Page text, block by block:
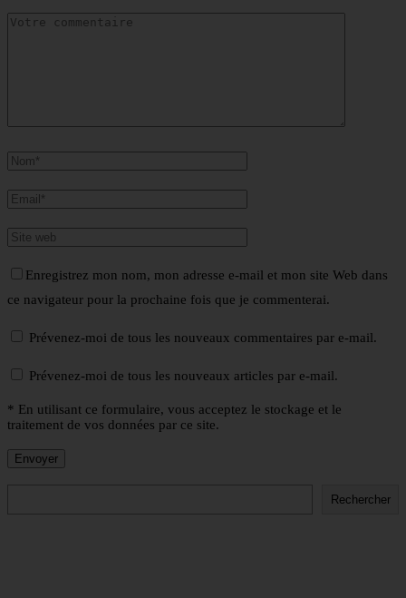
Enregistrez mon nom, mon adresse e-mail et mon site Web dans
ce navigateur pour la prochaine fois que je commenterai.
Prévenez-moi de tous les nouveaux commentaires par e-mail.
Prévenez-moi de tous les nouveaux articles par e-mail.
* En utilisant ce formulaire, vous acceptez le stockage et le
traitement de vos données par ce site.
Rechercher